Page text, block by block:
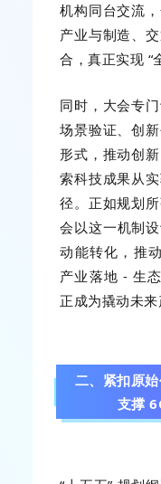
机构同台交流
产业与制造、
合，真正实现 “
同时，大会专
场景验证、创
形式，推动创
索科技成果从
径。正如规划
会以这一机制
动能转化，推
产业落地 - 生
正成为撬动未来
二、紧扣原
支撑